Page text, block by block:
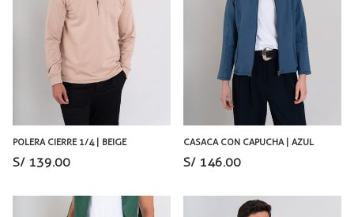
POLERA CIERRE 1/4 | BEIGE
S/ 139.00
CASACA CON CAPUCHA | AZUL
S/ 146.00